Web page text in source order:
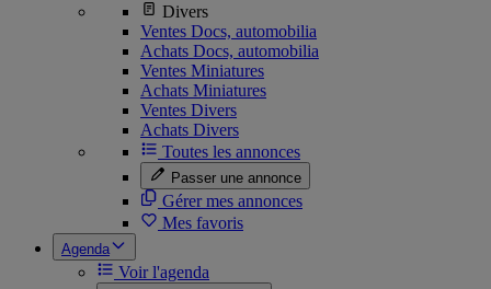
Divers
Ventes Docs, automobilia
Achats Docs, automobilia
Ventes Miniatures
Achats Miniatures
Ventes Divers
Achats Divers
Toutes les annonces
Passer une annonce
Gérer mes annonces
Mes favoris
Agenda
Voir l'agenda